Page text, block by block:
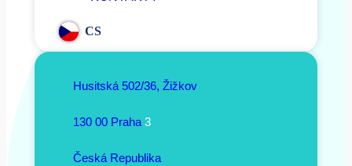
CS
Husitská 502/36, Žižkov
130 00 Praha3
Česká Republika